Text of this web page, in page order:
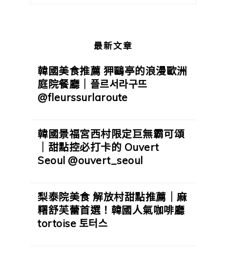
最新文章
韓國美食推薦 狎鷗亭的浪漫歐洲
庭院餐廳｜플르서라구뜨
@fleurssurlaroute
韓國景福宮西村限定巨無霸可頌
｜甜點控必打卡的 Ouvert
Seoul @ouvert_seoul
梨泰院美食 解放村甜點推薦｜麻
糬舒芙蕾首選！韓國人氣咖啡廳
tortoise 토터스